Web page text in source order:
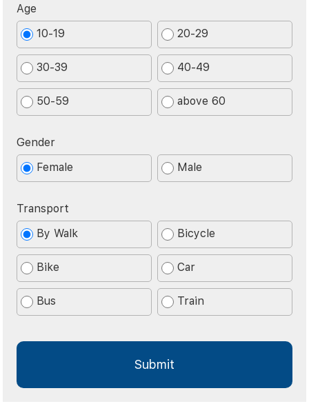
Age
10-19
20-29
30-39 40-49
50-59 above 60
Gender
Female
Male
Transport
By Walk
Bicycle
Bike Car
Bus Train